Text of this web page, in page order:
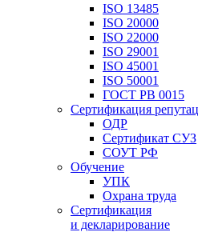
ISO 13485
ISO 20000
ISO 22000
ISO 29001
ISO 45001
ISO 50001
ГОСТ РВ 0015
Сертификация
ОДР
Сертификат СУЗ
СОУТ РФ
Обучение
УПК
Охрана труда
Сертификация
и декларирование